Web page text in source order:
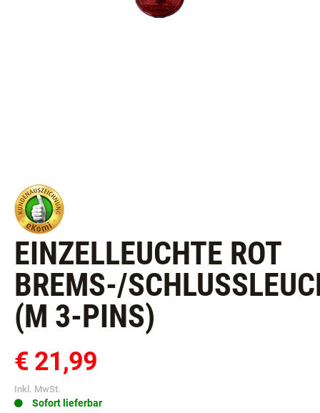
EINZELLEUCHTE ROT
BREMS-/
M 3-PINS)
€ 21,99
Inkl. MwSt.
Sofort lieferbar